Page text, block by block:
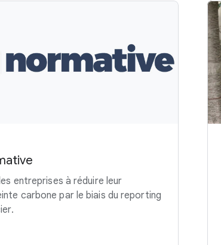
entreprises à réduire leur
carbone par le biais du reporting